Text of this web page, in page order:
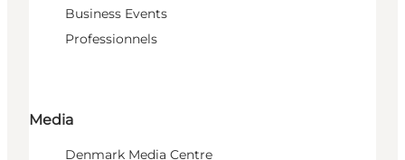
Business Events
Professionnels
Media
Denmark Media Centre